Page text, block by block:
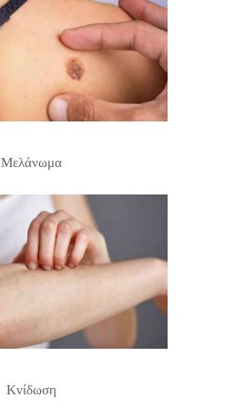
Μελάνωμα
Κνίδωση